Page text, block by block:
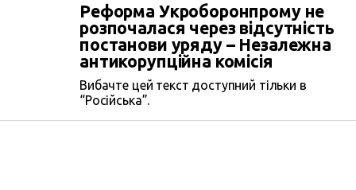
Реформа Укроборонпрому не
розпочалася через відсутність
постанови уряду – Незалежна
антикорупційна комісія
Вибачте цей текст доступний тільки в
“Російська”.